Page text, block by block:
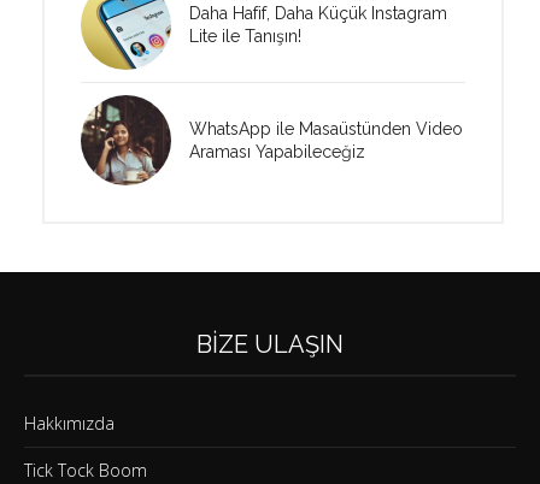
Daha Hafif, Daha Küçük Instagram
Lite ile Tanışın!
WhatsApp ile Masaüstünden Video
Araması Yapabileceğiz
BIZE ULAŞIN
Hakkımızda
Tick Tock Boom